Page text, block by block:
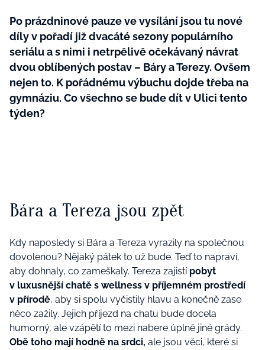
Po prázdninové pauze ve vysílání jsou tu nové
díly v pořadí již dvacáté sezony populárního
seriálu a s nimi i netrpělivě očekávaný návrat
dvou oblíbených postav – Báry a Terezy. Ovšem
nejen to. K pořádnému výbuchu dojde třeba na
gymnáziu. Co všechno se bude dít v Ulici tento
týden?
Bára a Tereza jsou zpět
Kdy naposledy si Bára a Tereza vyrazily na společnou
dovolenou? Nějaký pátek to už bude. Teď to napraví,
aby dohnaly, co zameškaly. Tereza zajistí pobyt
v luxusnější chatě s wellness v příjemném prostředí
v přírodě, aby si spolu vyčistily hlavu a konečně zase
něco zažily. Jejich příjezd na chatu bude docela
humorný, ale vzápětí to mezi nabere úplně jiné grády.
Obě toho mají hodně na srdci, ale jsou věci, které si